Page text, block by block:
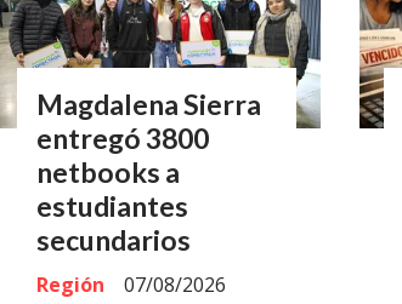
Magdalena Sierra
entregó 3800
netbooks a
estudiantes
secundarios
Región 07/08/2026